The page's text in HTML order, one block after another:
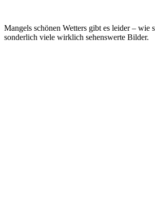
Mangels schönen Wetters gibt es leider –
sonderlich viele wirklich sehenswerte Bilder.